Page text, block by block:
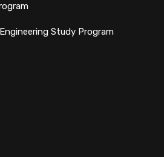
Study Program